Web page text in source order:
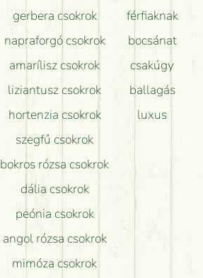
gerbera csokrok
napraforgó csokrok
amarílisz csokrok
liziantusz csokrok
hortenzia csokrok
szegfű csokrok
bokros rózsa csokrok
dália csokrok
peónia csokrok
angol rózsa csokrok
mimóza csokrok
férfiaknak
bocsánat
csakúgy
ballagás
luxus